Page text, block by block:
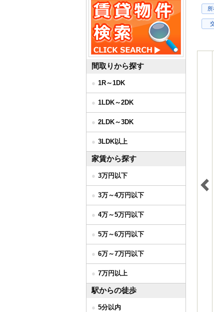
間取りから探す
1R～1DK
1LDK～2DK
2LDK～3DK
3LDK以上
家賃から探す
3万円以下
3万～4万円以下
4万～5万円以下
5万～6万円以下
6万～7万円以下
7万円以上
駅からの徒歩
5分以内